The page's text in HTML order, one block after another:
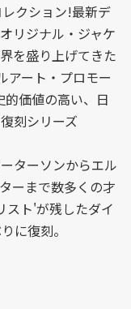
クション!最新デ
リジナル・ジャケ
を盛り上げてきた
アート・プロモー
価値の高い、日
刻シリーズ
ターソンからエル
ーまで数多くの才
スト'が残したダイ
に復刻。